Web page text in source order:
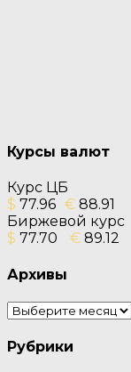
Курсы валют
Курс ЦБ
$ 77.96 € 88.91
Биржевой курс
$ 77.70 € 89.12
Архивы
Архивы
Рубрики